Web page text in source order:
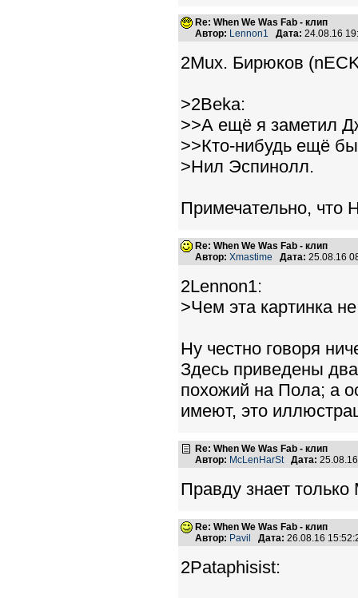
Re: When We Was Fab - клип
Автор: Lennon1 Дата: 24.08.16
2Mux. Бирюков
>2Beka:
>>А ещё я заметил
>>Кто-нибудь ещё
>Нил Эспинолл.
Примечательно, что
Re: When We Was Fab - клип
Автор: Xmastime Дата: 25.08.16
2Lennon1:
>Чем эта картинка
Ну честно говоря
Здесь приведены
похожий на Пола; а
имеют, это
Re: When We Was Fab - клип
Автор: McLenHarSt Дата:
Правду знает
Re: When We Was Fab - клип
Автор: Pavil Дата: 26.08.16
2Pataphisist: